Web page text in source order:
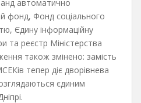
автоматично
фонд, Фонд соціального
Єдину інформаційну
та реєстр Міністерства
також змінено: замість
тепер діє дворівнева
єдиним